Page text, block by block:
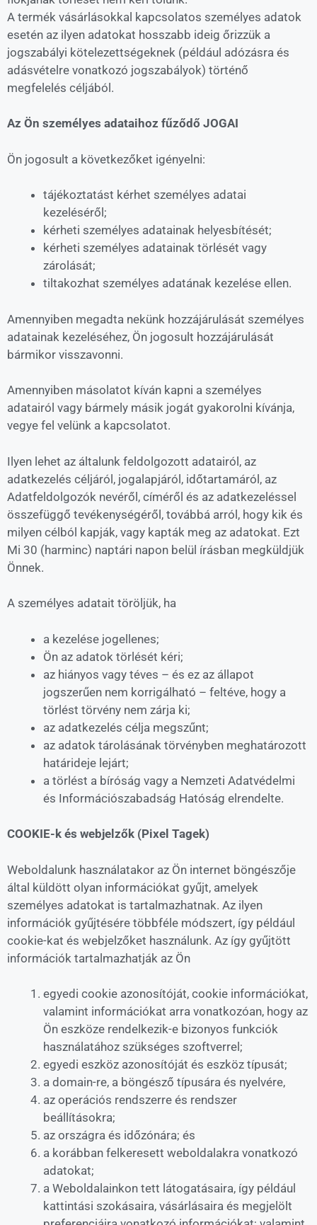
A termék vásárlásokkal kapcsolatos személyes adatok
esetén az ilyen adatokat hosszabb ideig őrizzük a
jogszabályi kötelezettségeknek (például adózásra és
adásvételre vonatkozó jogszabályok) történő
megfelelés céljából.
Az Ön személyes adataihoz fűződő JOGAI
Ön jogosult a következőket igényelni:
tájékoztatást kérhet személyes adatai
kezeléséről;
kérheti személyes adatainak helyesbítését;
kérheti személyes adatainak törlését vagy
zárolását;
tiltakozhat személyes adatának kezelése ellen.
Amennyiben megadta nekünk hozzájárulását személyes
adatainak kezeléséhez, Ön jogosult hozzájárulását
bármikor visszavonni.
Amennyiben másolatot kíván kapni a személyes
adatairól vagy bármely másik jogát gyakorolni kívánja,
vegye fel velünk a kapcsolatot.
Ilyen lehet az általunk feldolgozott adatairól, az
adatkezelés céljáról, jogalapjáról, időtartamáról, az
Adatfeldolgozók nevéről, címéről és az adatkezeléssel
összefüggő tevékenységéről, továbbá arról, hogy kik és
milyen célból kapják, vagy kapták meg az adatokat. Ezt
Mi 30 (harminc) naptári napon belül írásban megküldjük
Önnek.
A személyes adatait töröljük, ha
a kezelése jogellenes;
Ön az adatok törlését kéri;
az hiányos vagy téves – és ez az állapot
jogszerűen nem korrigálható – feltéve, hogy a
törlést törvény nem zárja ki;
az adatkezelés célja megszűnt;
az adatok tárolásának törvényben meghatározott
határideje lejárt;
a törlést a bíróság vagy a Nemzeti Adatvédelmi
és Információszabadság Hatóság elrendelte.
COOKIE-k és webjelzők (Pixel Tagek)
Weboldalunk használatakor az Ön internet böngészője
által küldött olyan információkat gyűjt, amelyek
személyes adatokat is tartalmazhatnak. Az ilyen
információk gyűjtésére többféle módszert, így például
cookie-kat és webjelzőket használunk. Az így gyűjtött
információk tartalmazhatják az Ön
egyedi cookie azonosítóját, cookie információkat,
valamint információkat arra vonatkozóan, hogy az
Ön eszköze rendelkezik-e bizonyos funkciók
használatához szükséges szoftverrel;
egyedi eszköz azonosítóját és eszköz típusát;
a domain-re, a böngésző típusára és nyelvére,
az operációs rendszerre és rendszer
beállításokra;
az országra és időzónára; és
a korábban felkeresett weboldalakra vonatkozó
adatokat;
a Weboldalainkon tett látogatásaira, így például
kattintási szokásaira, vásárlásaira és megjelölt